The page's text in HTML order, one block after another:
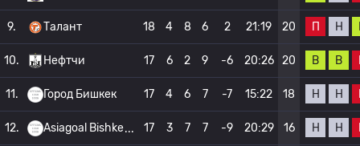
9. Талант 18 4 8 6 2 21:19 20 П Н
10. Нефтчи 17 6 2 9 -6 20:26 20 В В
11. Город Бишкек 17 4 6 7 -7 15:22 18 Н Н
12. Asiagoal Bishke 17 3 7 7 -9 20:29 16 Н Н